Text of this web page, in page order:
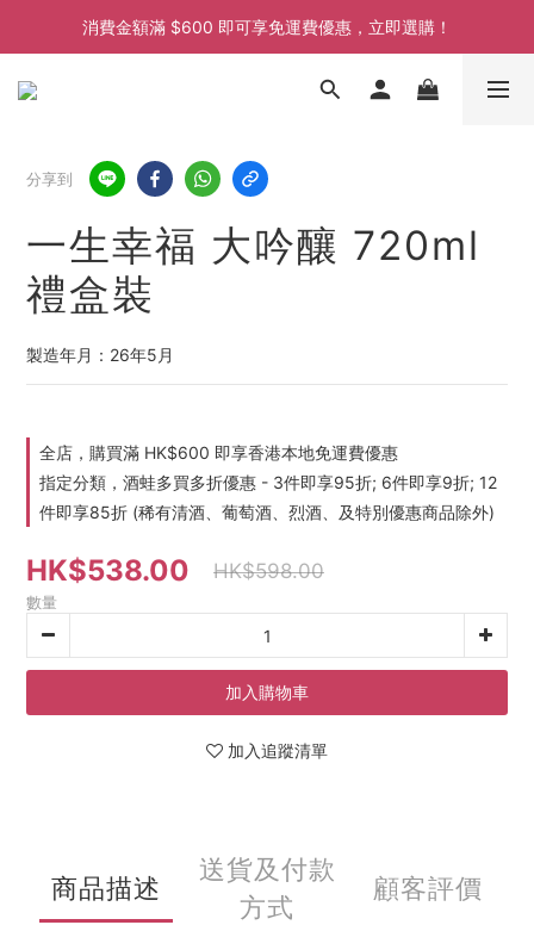
消費金額滿 $600 即可享免運費優惠，立即選購！
消費金額滿 $600 即可享免運費優惠，立即選購！
消費金額滿 $600 即可享免運費優惠，立即選購！
分享到
一生幸福 大吟釀 720ml
禮盒裝
製造年月：26年5月
全店，購買滿 HK$600 即享香港本地免運費優惠
指定分類，酒蛙多買多折優惠 - 3件即享95折; 6件即享9折; 12
件即享85折 (稀有清酒、葡萄酒、烈酒、及特別優惠商品除外)
HK$538.00 HK$598.00
數量
加入購物車
加入追蹤清單
商品描述
送貨及付款
方式
顧客評價